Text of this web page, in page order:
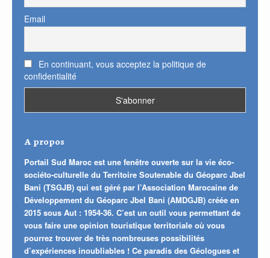
Email
En continuant, vous acceptez la politique de
confidentialité
A propos
Portail Sud Maroc est une fenêtre ouverte sur la vie éco-
sociéto-culturelle du Territoire Soutenable du Géoparc Jbel
Bani (TSGJB) qui est géré par l’Association Marocaine de
Développement du Géoparc Jbel Bani (AMDGJB) créée en
2015 sous Aut : 1954-36. C’est un outil vous permettant de
vous faire une opinion touristique territoriale où vous
pourrez trouver de très nombreuses possibilités
d’expériences inoubliables ! Ce paradis des Géologues et